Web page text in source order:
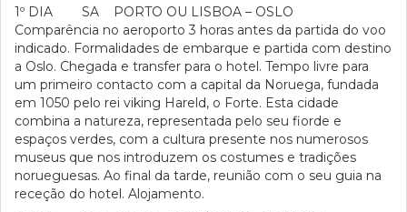
1º DIA SA PORTO OU LISBOA – OSLO
Comparência no aeroporto 3 horas antes da partida do voo
indicado. Formalidades de embarque e partida com destino
a Oslo. Chegada e transfer para o hotel. Tempo livre para
um primeiro contacto com a capital da Noruega, fundada
em 1050 pelo rei viking Hareld, o Forte. Esta cidade
combina a natureza, representada pelo seu fiorde e
espaços verdes, com a cultura presente nos numerosos
museus que nos introduzem os costumes e tradições
norueguesas. Ao final da tarde, reunião com o seu guia na
receção do hotel. Alojamento.